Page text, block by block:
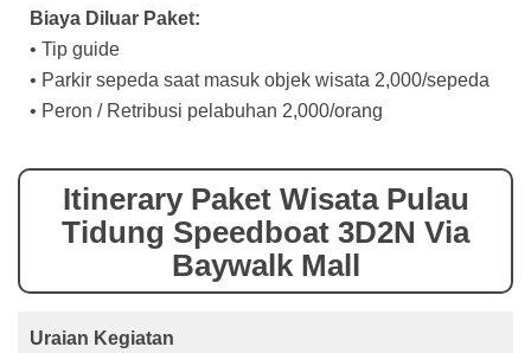
Biaya Diluar Paket:
• Tip guide
• Parkir sepeda saat masuk objek wisata 2,000/sepeda
• Peron / Retribusi pelabuhan 2,000/orang
Itinerary Paket Wisata Pulau
Tidung Speedboat 3D2N Via
Baywalk Mall
Uraian Kegiatan